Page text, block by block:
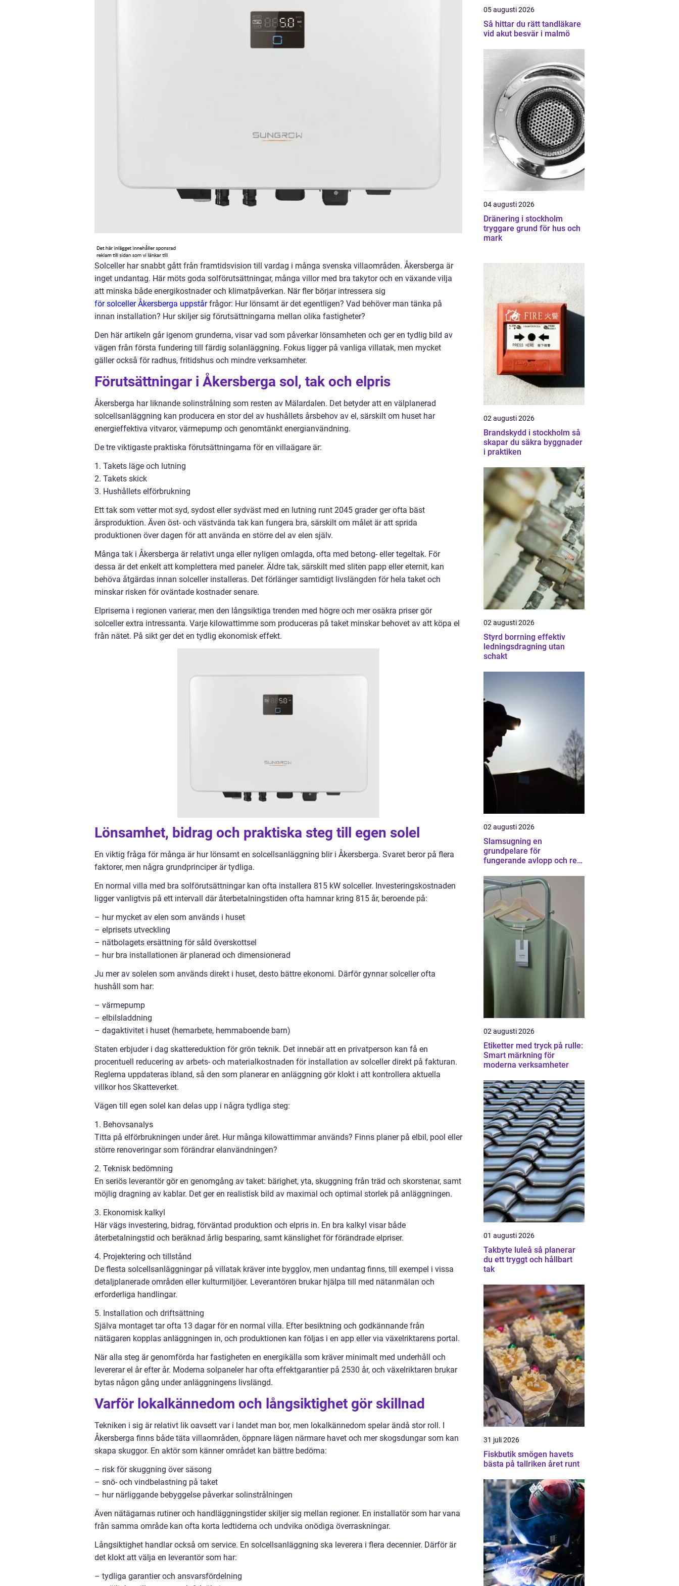
Solceller har snabbt gått från framtidsvision till vardag i många svenska villaområden. Åkersberga är
inget undantag. Här möts goda solförutsättningar, många villor med bra takytor och en växande vilja
att minska både energikostnader och klimatpåverkan. När fler börjar intressera sig
för solceller Åkersberga uppstårfrågor: Hur lönsamt är det egentligen? Vad behöver man tänka på
innan installation? Hur skiljer sig förutsättningarna mellan olika fastigheter?
Den här artikeln går igenom grunderna, visar vad som påverkar lönsamheten och ger en tydlig bild av
vägen från första fundering till färdig solanläggning. Fokus ligger på vanliga villatak, men mycket
gäller också för radhus, fritidshus och mindre verksamheter.
Förutsättningar i Åkersberga sol, tak och elpris
Åkersberga har liknande solinstrålning som resten av Mälardalen. Det betyder att en välplanerad
solcellsanläggning kan producera en stor del av hushållets årsbehov av el, särskilt om huset har
energieffektiva vitvaror, värmepump och genomtänkt energianvändning.
De tre viktigaste praktiska förutsättningarna för en villaägare är:
1. Takets läge och lutning
2. Takets skick
3. Hushållets elförbrukning
Ett tak som vetter mot syd, sydost eller sydväst med en lutning runt 2045 grader ger ofta bäst
årsproduktion. Även öst- och västvända tak kan fungera bra, särskilt om målet är att sprida
produktionen över dagen för att använda en större del av elen själv.
Många tak i Åkersberga är relativt unga eller nyligen omlagda, ofta med betong- eller tegeltak. För
dessa är det enkelt att komplettera med paneler. Äldre tak, särskilt med sliten papp eller eternit, kan
behöva åtgärdas innan solceller installeras. Det förlänger samtidigt livslängden för hela taket och
minskar risken för oväntade kostnader senare.
Elpriserna i regionen varierar, men den långsiktiga trenden med högre och mer osäkra priser gör
solceller extra intressanta. Varje kilowattimme som produceras på taket minskar behovet av att köpa el
från nätet. På sikt ger det en tydlig ekonomisk effekt.
Lönsamhet, bidrag och praktiska steg till egen solel
En viktig fråga för många är hur lönsamt en solcellsanläggning blir i Åkersberga. Svaret beror på flera
faktorer, men några grundprinciper är tydliga.
En normal villa med bra solförutsättningar kan ofta installera 815 kW solceller. Investeringskostnaden
ligger vanligtvis på ett intervall där återbetalningstiden ofta hamnar kring 815 år, beroende på:
– hur mycket av elen som används i huset
– elprisets utveckling
– nätbolagets ersättning för såld överskottsel
– hur bra installationen är planerad och dimensionerad
Ju mer av solelen som används direkt i huset, desto bättre ekonomi. Därför gynnar solceller ofta
hushåll som har:
– värmepump
– elbilsladdning
– dagaktivitet i huset (hemarbete, hemmaboende barn)
Staten erbjuder i dag skattereduktion för grön teknik. Det innebär att en privatperson kan få en
procentuell reducering av arbets- och materialkostnaden för installation av solceller direkt på fakturan.
Reglerna uppdateras ibland, så den som planerar en anläggning gör klokt i att kontrollera aktuella
villkor hos Skatteverket.
Vägen till egen solel kan delas upp i några tydliga steg:
1. Behovsanalys
Titta på elförbrukningen under året. Hur många kilowattimmar används? Finns planer på elbil, pool eller
större renoveringar som förändrar elanvändningen?
2. Teknisk bedömning
En seriös leverantör gör en genomgång av taket: bärighet, yta, skuggning från träd och skorstenar, samt
möjlig dragning av kablar. Det ger en realistisk bild av maximal och optimal storlek på anläggningen.
3. Ekonomisk kalkyl
Här vägs investering, bidrag, förväntad produktion och elpris in. En bra kalkyl visar både
återbetalningstid och beräknad årlig besparing, samt känslighet för förändrade elpriser.
4. Projektering och tillstånd
De flesta solcellsanläggningar på villatak kräver inte bygglov, men undantag finns, till exempel i vissa
detaljplanerade områden eller kulturmiljöer. Leverantören brukar hjälpa till med nätanmälan och
erforderliga handlingar.
5. Installation och driftsättning
Själva montaget tar ofta 13 dagar för en normal villa. Efter besiktning och godkännande från
nätägaren kopplas anläggningen in, och produktionen kan följas i en app eller via växelriktarens portal.
När alla steg är genomförda har fastigheten en energikälla som kräver minimalt med underhåll och
levererar el år efter år. Moderna solpaneler har ofta effektgarantier på 2530 år, och växelriktaren brukar
bytas någon gång under anläggningens livslängd.
Varför lokalkännedom och långsiktighet gör skillnad
Tekniken i sig är relativt lik oavsett var i landet man bor, men lokalkännedom spelar ändå stor roll. I
Åkersberga finns både täta villaområden, öppnare lägen närmare havet och mer skogsdungar som kan
skapa skuggor. En aktör som känner området kan bättre bedöma:
– risk för skuggning över säsong
– snö- och vindbelastning på taket
– hur närliggande bebyggelse påverkar solinstrålningen
Även nätägarnas rutiner och handläggningstider skiljer sig mellan regioner. En installatör som har vana
från samma område kan ofta korta ledtiderna och undvika onödiga överraskningar.
Långsiktighet handlar också om service. En solcellsanläggning ska leverera i flera decennier. Därför är
det klokt att välja en leverantör som har:
– tydliga garantier och ansvarsfördelning
05 augusti 2026
Så hittar du rätt tandläkare
vid akut besvär i malmö
04 augusti 2026
Dränering i stockholm
tryggare grund för hus och
mark
02 augusti 2026
Brandskydd i stockholm så
skapar du säkra byggnader
i praktiken
02 augusti 2026
Styrd borrning effektiv
ledningsdragning utan
schakt
02 augusti 2026
Slamsugning en
grundpelare för
fungerande avlopp och ren
02 augusti 2026
Etiketter med tryck på rulle:
Smart märkning för
moderna verksamheter
01 augusti 2026
Takbyte luleå så planerar
du ett tryggt och hållbart
tak
31 juli 2026
Fiskbutik smögen havets
bästa på tallriken året runt